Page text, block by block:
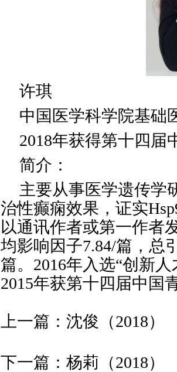
许琪
中国医学科学院基
2018年获得第十四届
简介：
主要从事医学遗传学
治性癫痫效果，证实
以通讯作者或第一作者
均影响因子7.84/篇，总
篇。2016年入选“创新
2015年获第十四届中国
上一篇： 沈俊（2018）
下一篇： 杨莉（2018）